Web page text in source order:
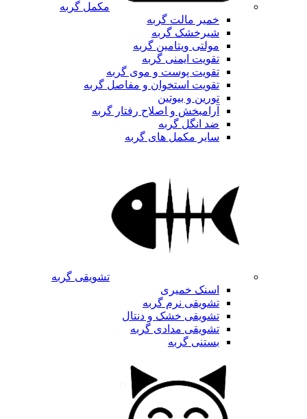
مکمل گربه
خمیر مالت گربه
شیرخشک گربه
مولتی ویتامین گربه
تقویت ایمنی گربه
تقویت پوست و موی گربه
تقویت استخوان و مفاصل گربه
تورین و بیوتین
آرامبخش و اصلاح رفتار گربه
ضد انگل گربه
سایر مکمل های گربه
تشویقی گربه
اسنک خمیری
تشویقی نرم گربه
تشویقی خشک و دنتال
تشویقی مدادی گربه
بستنی گربه